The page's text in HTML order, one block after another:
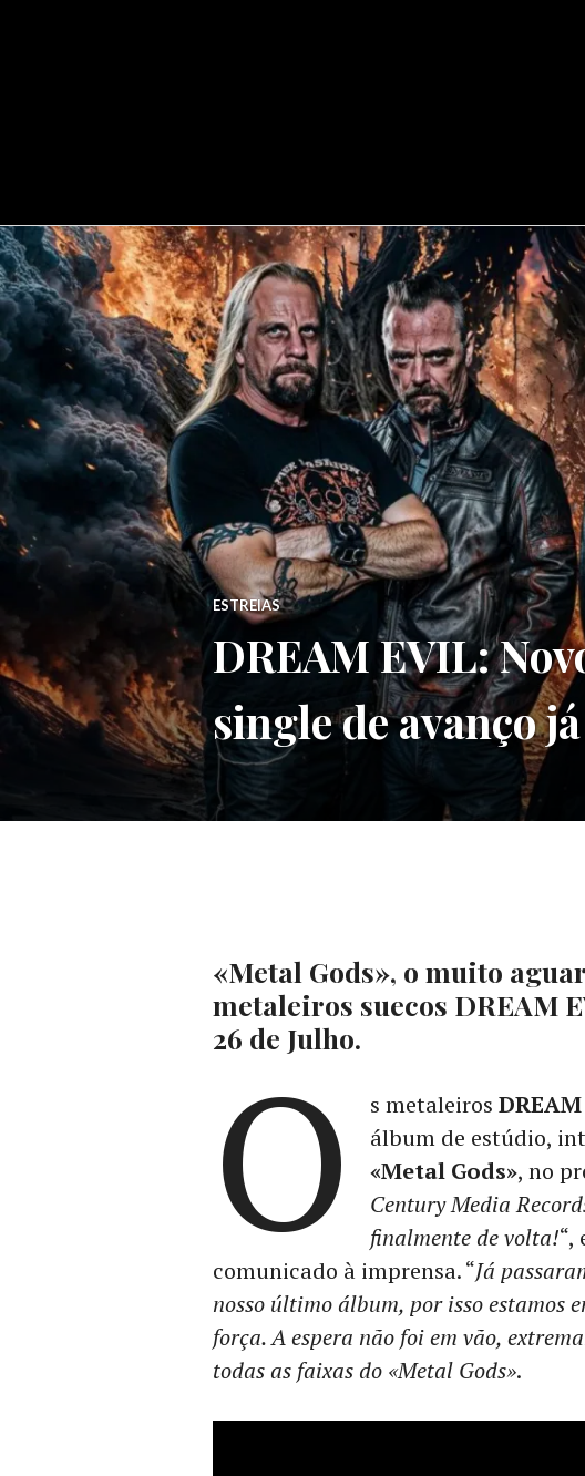
ESTREIAS
DREAM EVIL:
single de avanço
«Metal Gods», o muito
metaleiros suecos DREAM
26 de Julho.
O s metaleiros
álbum de estúdio,
«Metal Gods», no
Century Media
finalmente de volta!“,
comunicado à imprensa. “Já
nosso último álbum, por isso estamos
força. A espera não foi em vão,
todas as faixas do «Metal Gods».